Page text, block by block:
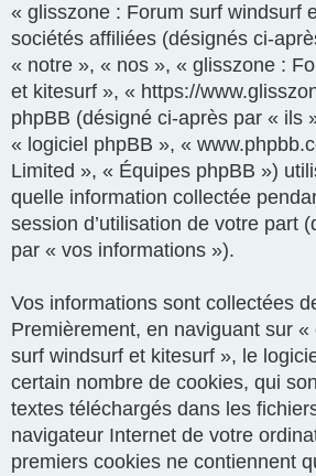
« glisszone : Forum surf windsurf
sociétés affiliées (désignés ci-
« notre », « nos », « glisszone :
et kitesurf », « https://
phpBB (désigné ci-après par « ils
« logiciel phpBB », «
Limited », « Équipes phpBB »)
quelle information collectée
session d’utilisation de votre part
par « vos informations »).
Vos informations sont collectées
Premièrement, en naviguant sur
surf windsurf et kitesurf », le
certain nombre de cookies, qui
textes téléchargés dans les
navigateur Internet de votre
premiers cookies ne contiennent